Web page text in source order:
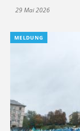
29 Mai 2026
MELDUNG